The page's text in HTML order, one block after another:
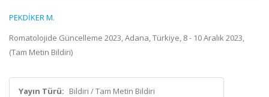
PEKDİKER M.
Romatolojide Güncelleme 2023, Adana, Türkiye, 8 - 10 Aralık 2023,
(Tam Metin Bildiri)
Yayın Türü: Bildiri / Tam Metin Bildiri